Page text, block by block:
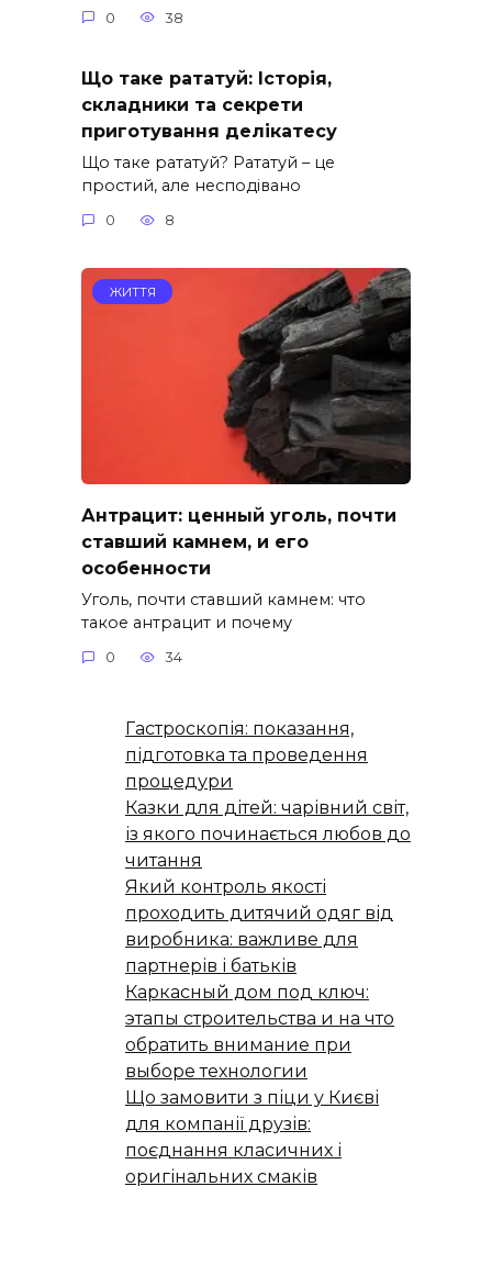
0 38
Що таке рататуй: Історія,
складники та секрети
приготування делікатесу
Що таке рататуй? Рататуй – це
простий, але несподівано
0 8
ЖИТТЯ
Антрацит: ценный уголь, почти
ставший камнем, и его
особенности
Уголь, почти ставший камнем: что
такое антрацит и почему
0 34
Гастроскопія: показання,
підготовка та проведення
процедури
Казки для дітей: чарівний світ,
із якого починається любов до
читання
Який контроль якості
проходить дитячий одяг від
виробника: важливе для
партнерів і батьків
Каркасный дом под ключ:
этапы строительства и на что
обратить внимание при
выборе технологии
Що замовити з піци у Києві
для компанії друзів:
поєднання класичних і
оригінальних смаків